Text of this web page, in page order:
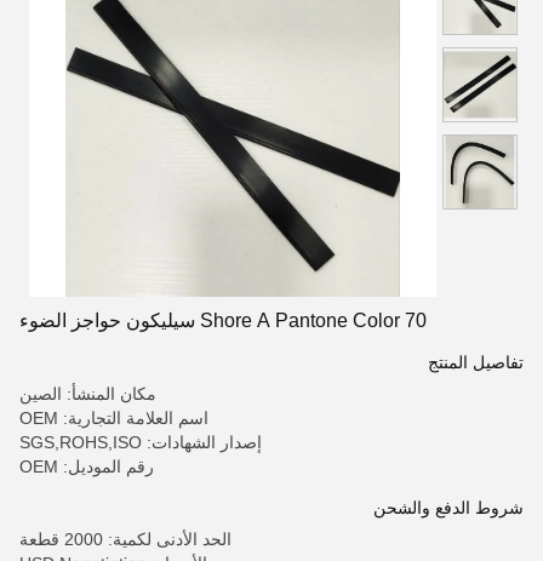
70 Shore A Pantone Color سيليكون حواجز الضوء
تفاصيل المنتج
مكان المنشأ: الصين
اسم العلامة التجارية: OEM
إصدار الشهادات: SGS,ROHS,ISO
رقم الموديل: OEM
شروط الدفع والشحن
الحد الأدنى لكمية: 2000 قطعة